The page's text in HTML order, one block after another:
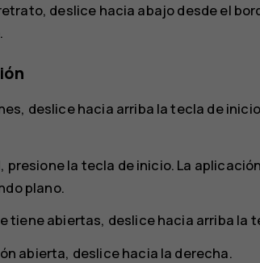
deslice hacia abajo desde el
.
deslice hacia arriba la tecla de inicio
presione la tecla de inicio. La
plano.
tiene abiertas, deslice hacia arriba la
abierta, deslice hacia la derecha.